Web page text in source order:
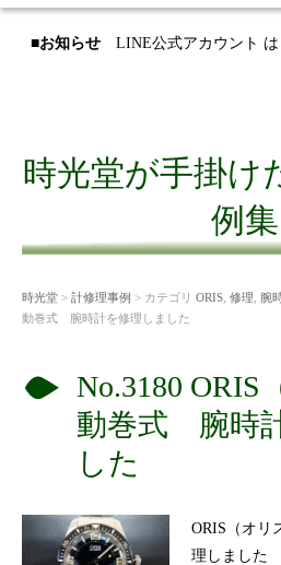
■お知らせ LINE公式アカウント
時光堂が手掛け
例集
時光堂 > 計修理事例 > カテゴリ ORIS 修理 腕
動巻式 腕時計を修理しました
No.3180 ORIS
動巻式 腕時
した
ORIS（オ
理しました